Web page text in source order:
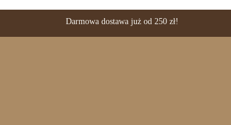
Darmowa dostawa już od 250 zł!